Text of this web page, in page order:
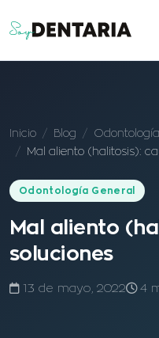
Inicio Blog
Mal aliento (halitosis):
Odontología General
Mal aliento
soluciones
13 de mayo, 2022 4